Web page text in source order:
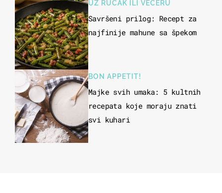
UZ RUČAK ILI VEČERU
Savršeni prilog: Recept za
najfinije mahune sa špekom
BON APPETIT!
Majke svih umaka: 5 kultnih
recepata koje moraju znati
svi kuhari